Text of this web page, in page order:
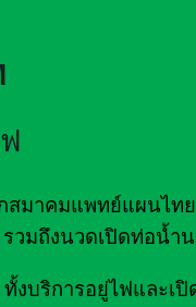
มาคมแพทย์แผนไท
วมถึงนวดเปิดท่อน้ำ
งบริการอยู่ไฟและเ